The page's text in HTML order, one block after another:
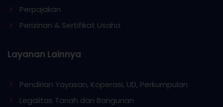
Perpajakan
Perizinan & Sertifikat Usaha
Layanan Lainnya
Pendirian Yayasan, Koperasi, UD, Perkumpulan
Legalitas Tanah dan Bangunan